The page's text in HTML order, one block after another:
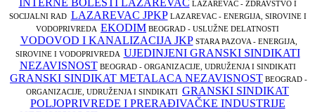
INTERNE BOLESTI LAZAREVAC LAZAREVAC - ZDRAVSTVO I
SOCIJALNI RAD LAZAREVAC JPKPLAZAREVAC - ENERGIJA, SIROVINE I
VODOPRIVREDA EKODIM BEOGRAD - USLUŽNE DELATNOSTI
VODOVOD I KANALIZACIJA JKPSTARA PAZOVA - ENERGIJA,
SIROVINE I VODOPRIVREDA UJEDINJENI GRANSKI SINDIKATI
NEZAVISNOST BEOGRAD - ORGANIZACIJE, UDRUŽENJA I SINDIKATI
GRANSKI SINDIKAT METALACA NEZAVISNOST BEOGRAD -
ORGANIZACIJE, UDRUŽENJA I SINDIKATI GRANSKI SINDIKAT
POLJOPRIVREDE I PRERAĐIVAČKE INDUSTRIJE